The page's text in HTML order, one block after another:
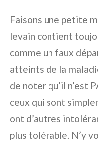
Faisons une petite
levain contient
comme un faux
atteints de la
de noter qu’il n’est
ceux qui sont
ont d’autres
plus tolérable. N’y